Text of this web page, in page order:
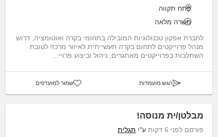
פתח תקווה
משרה מלאה
לחברת אפקון טכנולוגיות המובילה בתחומי בקרה ואוטומציה, דרוש
מנהל פרוייקטים לתחום בקרה תעשייתית לאיזור מרכז! לטובת
השתלבות בפרוייקטים מאתגרים, ניהול וביצוע פרויי...
הגש מועמדות שמור למועדפים
מבלטן/ית מנוסה!
פורסם לפני 6 דקות ע"י תגלית